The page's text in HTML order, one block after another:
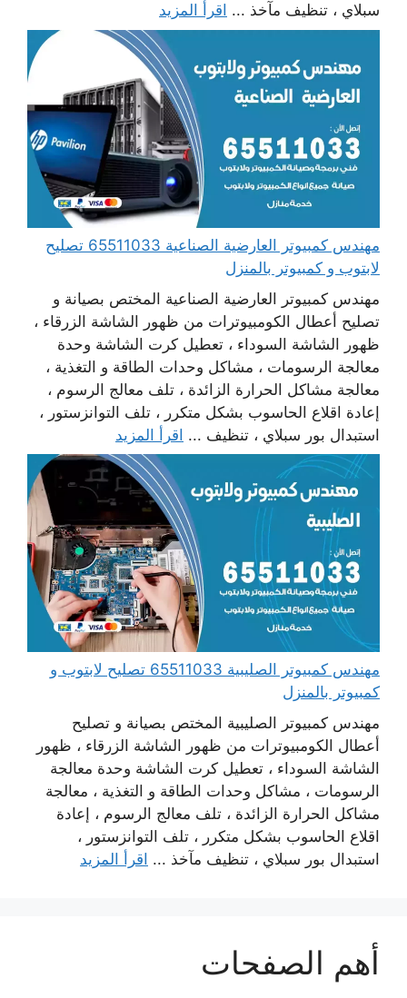
سبلاي ، تنظيف مآخذ ... اقرأ المزيد
مهندس كمبيوتر العارضية الصناعية 65511033 تصليح
لابتوب و كمبيوتر بالمنزل
مهندس كمبيوتر العارضية الصناعية المختص بصيانة و
تصليح أعطال الكومبيوترات من ظهور الشاشة الزرقاء ،
ظهور الشاشة السوداء ، تعطيل كرت الشاشة وحدة
معالجة الرسومات ، مشاكل وحدات الطاقة و التغذية ،
معالجة مشاكل الحرارة الزائدة ، تلف معالج الرسوم ،
إعادة اقلاع الحاسوب بشكل متكرر ، تلف التوانزستور ،
استبدال بور سبلاي ، تنظيف ... اقرأ المزيد
مهندس كمبيوتر الصليبية 65511033 تصليح لابتوب و
كمبيوتر بالمنزل
مهندس كمبيوتر الصليبية المختص بصيانة و تصليح
أعطال الكومبيوترات من ظهور الشاشة الزرقاء ، ظهور
الشاشة السوداء ، تعطيل كرت الشاشة وحدة معالجة
الرسومات ، مشاكل وحدات الطاقة و التغذية ، معالجة
مشاكل الحرارة الزائدة ، تلف معالج الرسوم ، إعادة
اقلاع الحاسوب بشكل متكرر ، تلف التوانزستور ،
استبدال بور سبلاي ، تنظيف مآخذ ... اقرأ المزيد
أهم الصفحات